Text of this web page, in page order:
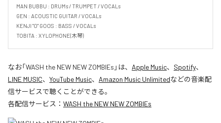
MAN BUBBU : DRUMs / TRUMPET / VOCALs
GEN : ACOUSTIC GUITAR / VOCALs
KENJI "O" GOOS : BASS / VOCALs
TOBITA : XYLOPHONE(木琴)
なお「WASH the NEW NEW ZOMBIEs 」は、 Apple Music、 Spotify、
LINE MUSIC、 YouTube Music、 Amazon Music Unlimitedなどの音楽配
信サービスで聴くことができる。
各配信サービス： WASH the NEW NEW ZOMBIEs